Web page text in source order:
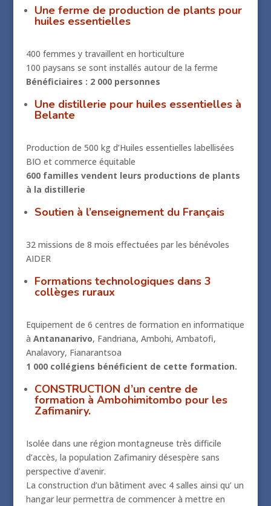
Une ferme de production de plants pour
huiles essentielles
400 femmes y travaillent en horticulture
100 paysans se sont installés autour de la ferme
Bénéficiaires : 2 000 personnes
Une distillerie pour huiles essentielles à
Belante
Production de 500 kg d’Huiles essentielles labellisées
BIO et commerce équitable
600 familles vendent leurs productions de plants
à la distillerie
Soutien à l’enseignement du Français
32 missions de 8 mois effectuées par les bénévoles
AIDER
Formations technologiques dans 3
collèges ruraux
Equipement de 6 centres de formation en informatique
à Antananarivo, Fandriana, Ambohi, Ambatofi,
Analavory, Fianarantsoa
1 000 collégiens bénéficient de cette formation.
CONSTRUCTION d’un centre de
formation à Ambohimitombo pour les
Zafimaniry.
Isolée dans une région montagneuse très difficile
d’accès, la population Zafimaniry désespère sans
perspective d’avenir.
La construction d’un bâtiment avec 4 salles ainsi qu’ un
hangar leur permettra de commencer à mettre en